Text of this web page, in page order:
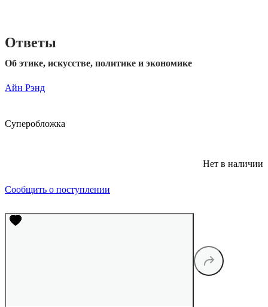
Ответы
Об этике, искусстве, политике и экономике
Айн Рэнд
Суперобложка
Нет в наличии
Сообщить о поступлении